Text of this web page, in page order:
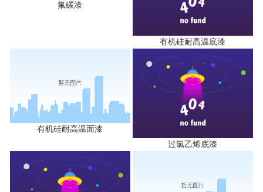
氟碳漆
有机硅耐高温底漆
有机硅耐高温面漆
过氯乙烯底漆